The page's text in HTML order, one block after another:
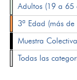
Adultos (19 a 65
3ª Edad (más de
Muestra Colectiva
Todas las